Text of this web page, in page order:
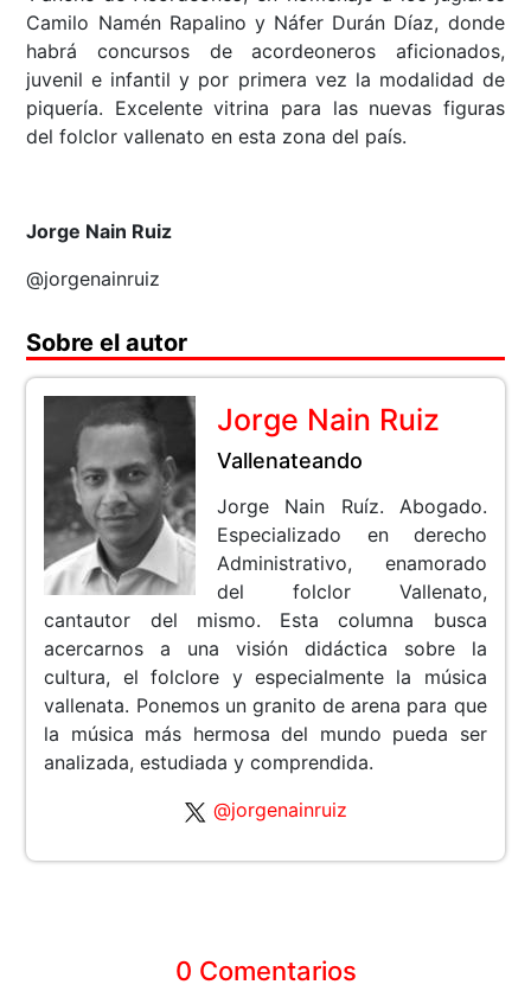
Camilo Namén Rapalino y Náfer Durán Díaz, donde
habrá concursos de acordeoneros aficionados,
juvenil e infantil y por primera vez la modalidad de
piquería. Excelente vitrina para las nuevas figuras
del folclor vallenato en esta zona del país.
Jorge Nain Ruiz
@jorgenainruiz
Sobre el autor
Jorge Nain Ruiz
Vallenateando
Jorge Nain Ruíz. Abogado.
Especializado en derecho
Administrativo, enamorado
del folclor Vallenato,
cantautor del mismo. Esta columna busca
acercarnos a una visión didáctica sobre la
cultura, el folclore y especialmente la música
vallenata. Ponemos un granito de arena para que
la música más hermosa del mundo pueda ser
analizada, estudiada y comprendida.
@jorgenainruiz
0 Comentarios